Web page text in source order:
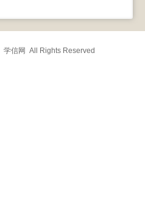
学信网 All Rights Reserved